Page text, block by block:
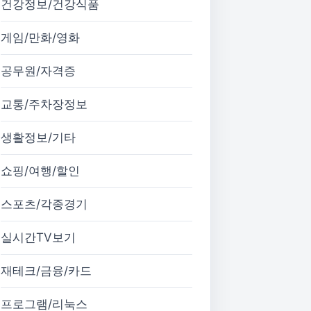
건강정보/건강식품
게임/만화/영화
공무원/자격증
교통/주차장정보
생활정보/기타
쇼핑/여행/할인
스포츠/각종경기
실시간TV보기
재테크/금융/카드
프로그램/리눅스